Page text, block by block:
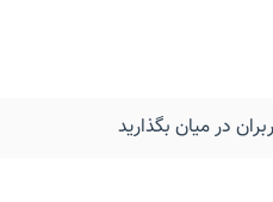
در میان بگذارید